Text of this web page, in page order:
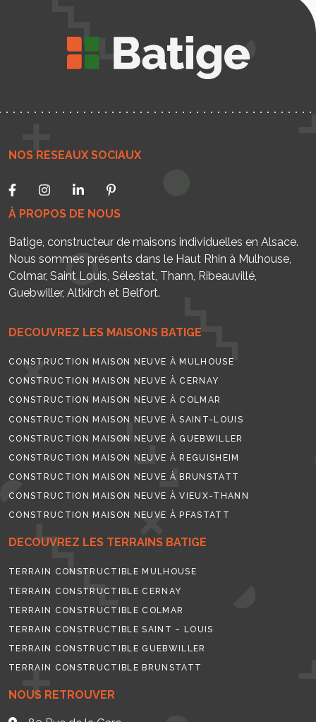
À PROPOS DE NOUS
Batige, constructeur de maisons individuelles en Alsace.
Nous sommes présents dans le Haut Rhin à Mulhouse,
Colmar, Saint Louis, Sélestat, Thann, Ribeauvillé,
Guebwiller, Altkirch et Belfort.
NOUS RETROUVER
NOS RESEAUX SOCIAUX
DECOUVREZ LES MAISONS BATIGE
CONSTRUCTION MAISON NEUVE À MULHOUSE
CONSTRUCTION MAISON NEUVE À CERNAY
CONSTRUCTION MAISON NEUVE À COLMAR
CONSTRUCTION MAISON NEUVE À SAINT-LOUIS
CONSTRUCTION MAISON NEUVE À GUEBWILLER
CONSTRUCTION MAISON NEUVE À REGUISHEIM
CONSTRUCTION MAISON NEUVE À BRUNSTATT
CONSTRUCTION MAISON NEUVE À VIEUX-THANN
CONSTRUCTION MAISON NEUVE À PFASTATT
DECOUVREZ LES TERRAINS BATIGE
TERRAIN CONSTRUCTIBLE MULHOUSE
TERRAIN CONSTRUCTIBLE CERNAY
TERRAIN CONSTRUCTIBLE COLMAR
TERRAIN CONSTRUCTIBLE SAINT – LOUIS
TERRAIN CONSTRUCTIBLE GUEBWILLER
TERRAIN CONSTRUCTIBLE BRUNSTATT